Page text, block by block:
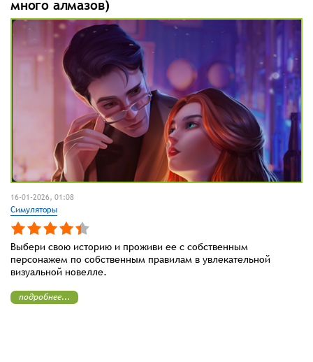
16-01-2026, 01:08
много алмазов)
Симуляторы
Выбери свою историю и проживи ее с собственным
персонажем по собственным правилам в увлекательной
визуальной новелле.
подробнее...